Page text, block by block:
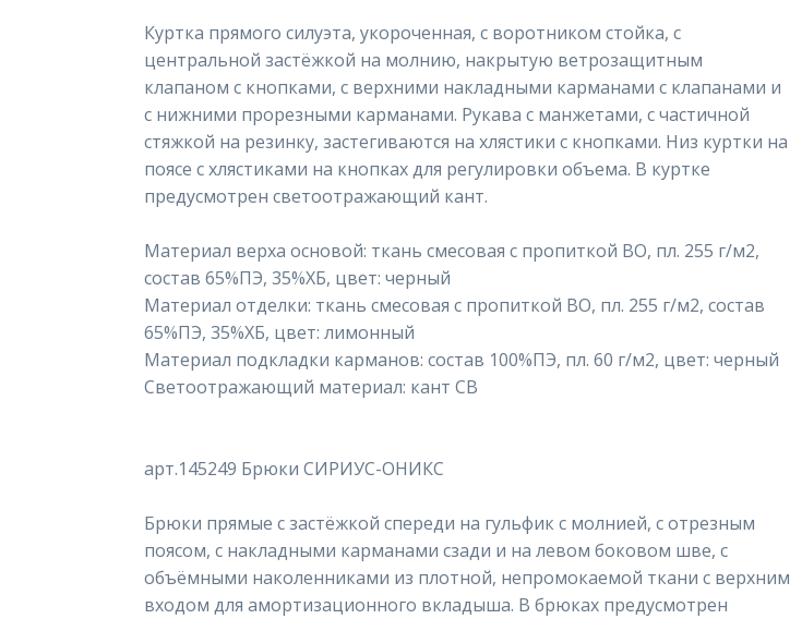
Куртка прямого силуэта, укороченная, с воротником стойка, с
центральной застёжкой на молнию, накрытую ветрозащитным
клапаном с кнопками, с верхними накладными карманами с клапанами и
с нижними прорезными карманами. Рукава с манжетами, с частичной
стяжкой на резинку, застегиваются на хлястики с кнопками. Низ куртки на
поясе с хлястиками на кнопках для регулировки объема. В куртке
предусмотрен светоотражающий кант.
Материал верха основой: ткань смесовая с пропиткой ВО, пл. 255 г/м2,
состав 65%ПЭ, 35%ХБ, цвет: черный
Материал отделки: ткань смесовая с пропиткой ВО, пл. 255 г/м2, состав
65%ПЭ, 35%ХБ, цвет: лимонный
Материал подкладки карманов: состав 100%ПЭ, пл. 60 г/м2, цвет: черный
Светоотражающий материал: кант СВ
арт.145249 Брюки СИРИУС-ОНИКС
Брюки прямые с застёжкой спереди на гульфик с молнией, с отрезным
поясом, с накладными карманами сзади и на левом боковом шве, с
объёмными наколенниками из плотной, непромокаемой ткани с верхним
входом для амортизационного вкладыша. В брюках предусмотрен